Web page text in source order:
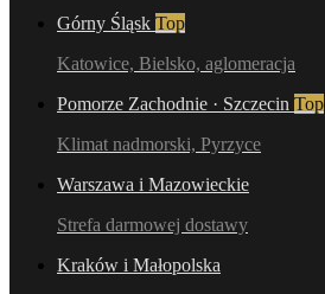
Górny Śląsk Top
Katowice, Bielsko, aglomeracja
Pomorze Zachodnie · Szczecin Top
Klimat nadmorski, Pyrzyce
Warszawa i Mazowieckie
Strefa darmowej dostawy
Kraków i Małopolska